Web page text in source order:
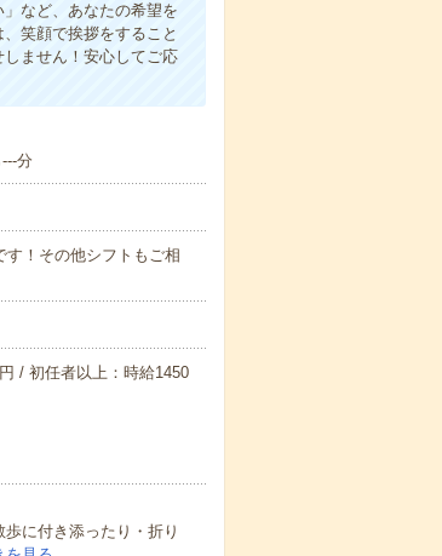
など、あなたの希望を
笑顔で挨拶をすること
ません！安心してご応
分
す！その他シフトもご相
/ 初任者以上：時給1450
に付き添ったり・折り